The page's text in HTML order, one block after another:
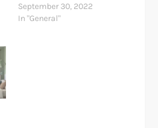
September 30, 2022
In "General"